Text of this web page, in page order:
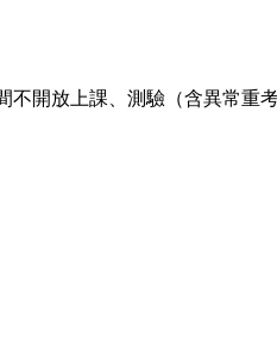
不開放上課、測驗（含異常重